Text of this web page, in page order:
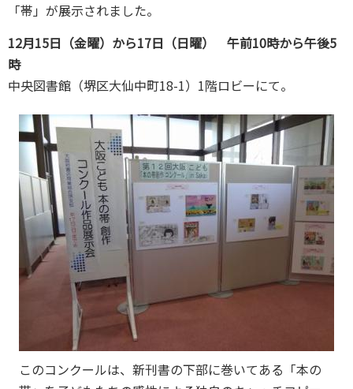
「帯」が展示されました。
12月15日（金曜）から17日（日曜） 午前10時から午後5
時
中央図書館（堺区大仙中町18-1）1階ロビーにて。
このコンクールは、新刊書の下部に巻いてある「本の